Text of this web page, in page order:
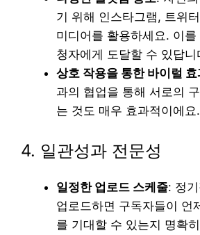
기 위해 인스타그램, 트위
미디어를 활용하세요. 이
청자에게 도달할 수 있답니
상호 작용을 통한 바이럴 효
과의 협업을 통해 서로의
는 것도 매우 효과적이에요.
4. 일관성과 전문성
일정한 업로드 스케줄: 정
업로드하면 구독자들이 언
를 기대할 수 있는지 명확